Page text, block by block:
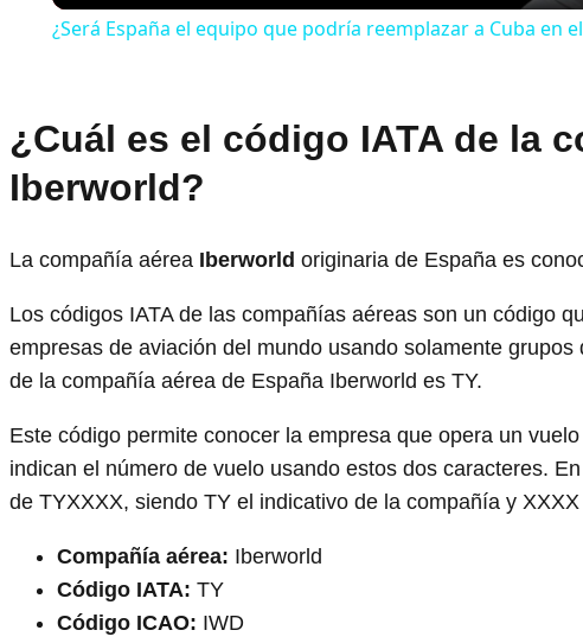
¿Será España el equipo que podría reemplazar a Cuba en
¿Cuál es el código IATA de la
Iberworld?
La compañía aérea Iberworld originaria de España es
Los códigos IATA de las compañías aéreas son un código
empresas de aviación del mundo usando solamente
de la compañía aérea de España Iberworld es TY.
Este código permite conocer la empresa que opera un
indican el número de vuelo usando estos dos caracteres.
de TYXXXX, siendo TY el indicativo de la compañía y
Compañía aérea: Iberworld
Código IATA: TY
Código ICAO: IWD